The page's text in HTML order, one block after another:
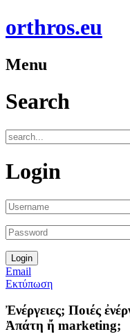
orthros.eu
Menu
Search
Login
Email
Εκτύπωση
Ἐνέργειες; Ποιές
Ἀπάτη ἤ marketing;